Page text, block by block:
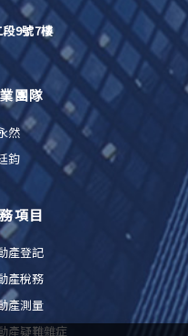
9號7樓
團隊
然
鈞
項目
產登記
產稅務
產測量
產疑難雜症